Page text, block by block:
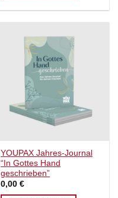
YOUPAX Jahres-Journal
“In Gottes Hand
geschrieben”
0,00€